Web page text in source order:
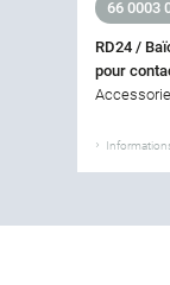
66 0003
RD24 /
pour